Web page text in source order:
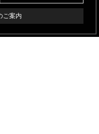
ご案内